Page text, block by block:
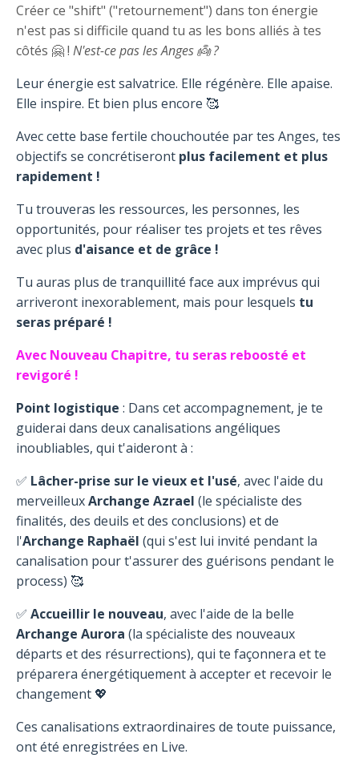
Créer ce "shift" ("retournement") dans ton énergie
n'est pas si difficile quand tu as les bons alliés à tes
côtés 🤗 ! N'est-ce pas les Anges 👼 ?
Leur énergie est salvatrice. Elle régénère. Elle apaise.
Elle inspire. Et bien plus encore 🥰
Avec cette base fertile chouchoutée par tes Anges, tes
objectifs se concrétiseront plus facilement et plus
rapidement !
Tu trouveras les ressources, les personnes, les
opportunités, pour réaliser tes projets et tes rêves
avec plus d'aisance et de grâce !
Tu auras plus de tranquillité face aux imprévus qui
arriveront inexorablement, mais pour lesquels tu
seras préparé !
Avec Nouveau Chapitre, tu seras reboosté et
revigoré !
Point logistique : Dans cet accompagnement, je te
guiderai dans deux canalisations angéliques
inoubliables, qui t'aideront à :
✅ Lâcher-prise sur le vieux et l'usé, avec l'aide du
merveilleuxArchange Azrael (le spécialiste des
finalités, des deuils et des conclusions) et de
l'Archange Raphaël (qui s'est lui invité pendant la
canalisation pour t'assurer des guérisons pendant le
process) 🥰
✅ Accueillir le nouveau, avec l'aide de la belle
Archange Aurora (la spécialiste des nouveaux
départs et des résurrections), qui te façonnera et te
préparera énergétiquement à accepter et recevoir le
changement 💖
Ces canalisations extraordinaires de toute puissance,
ont été enregistrées en Live.